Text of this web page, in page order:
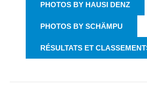
PHOTOS BY HAUSI DENZ
PHOTOS BY SCHÄMPU
RÉSULTATS ET